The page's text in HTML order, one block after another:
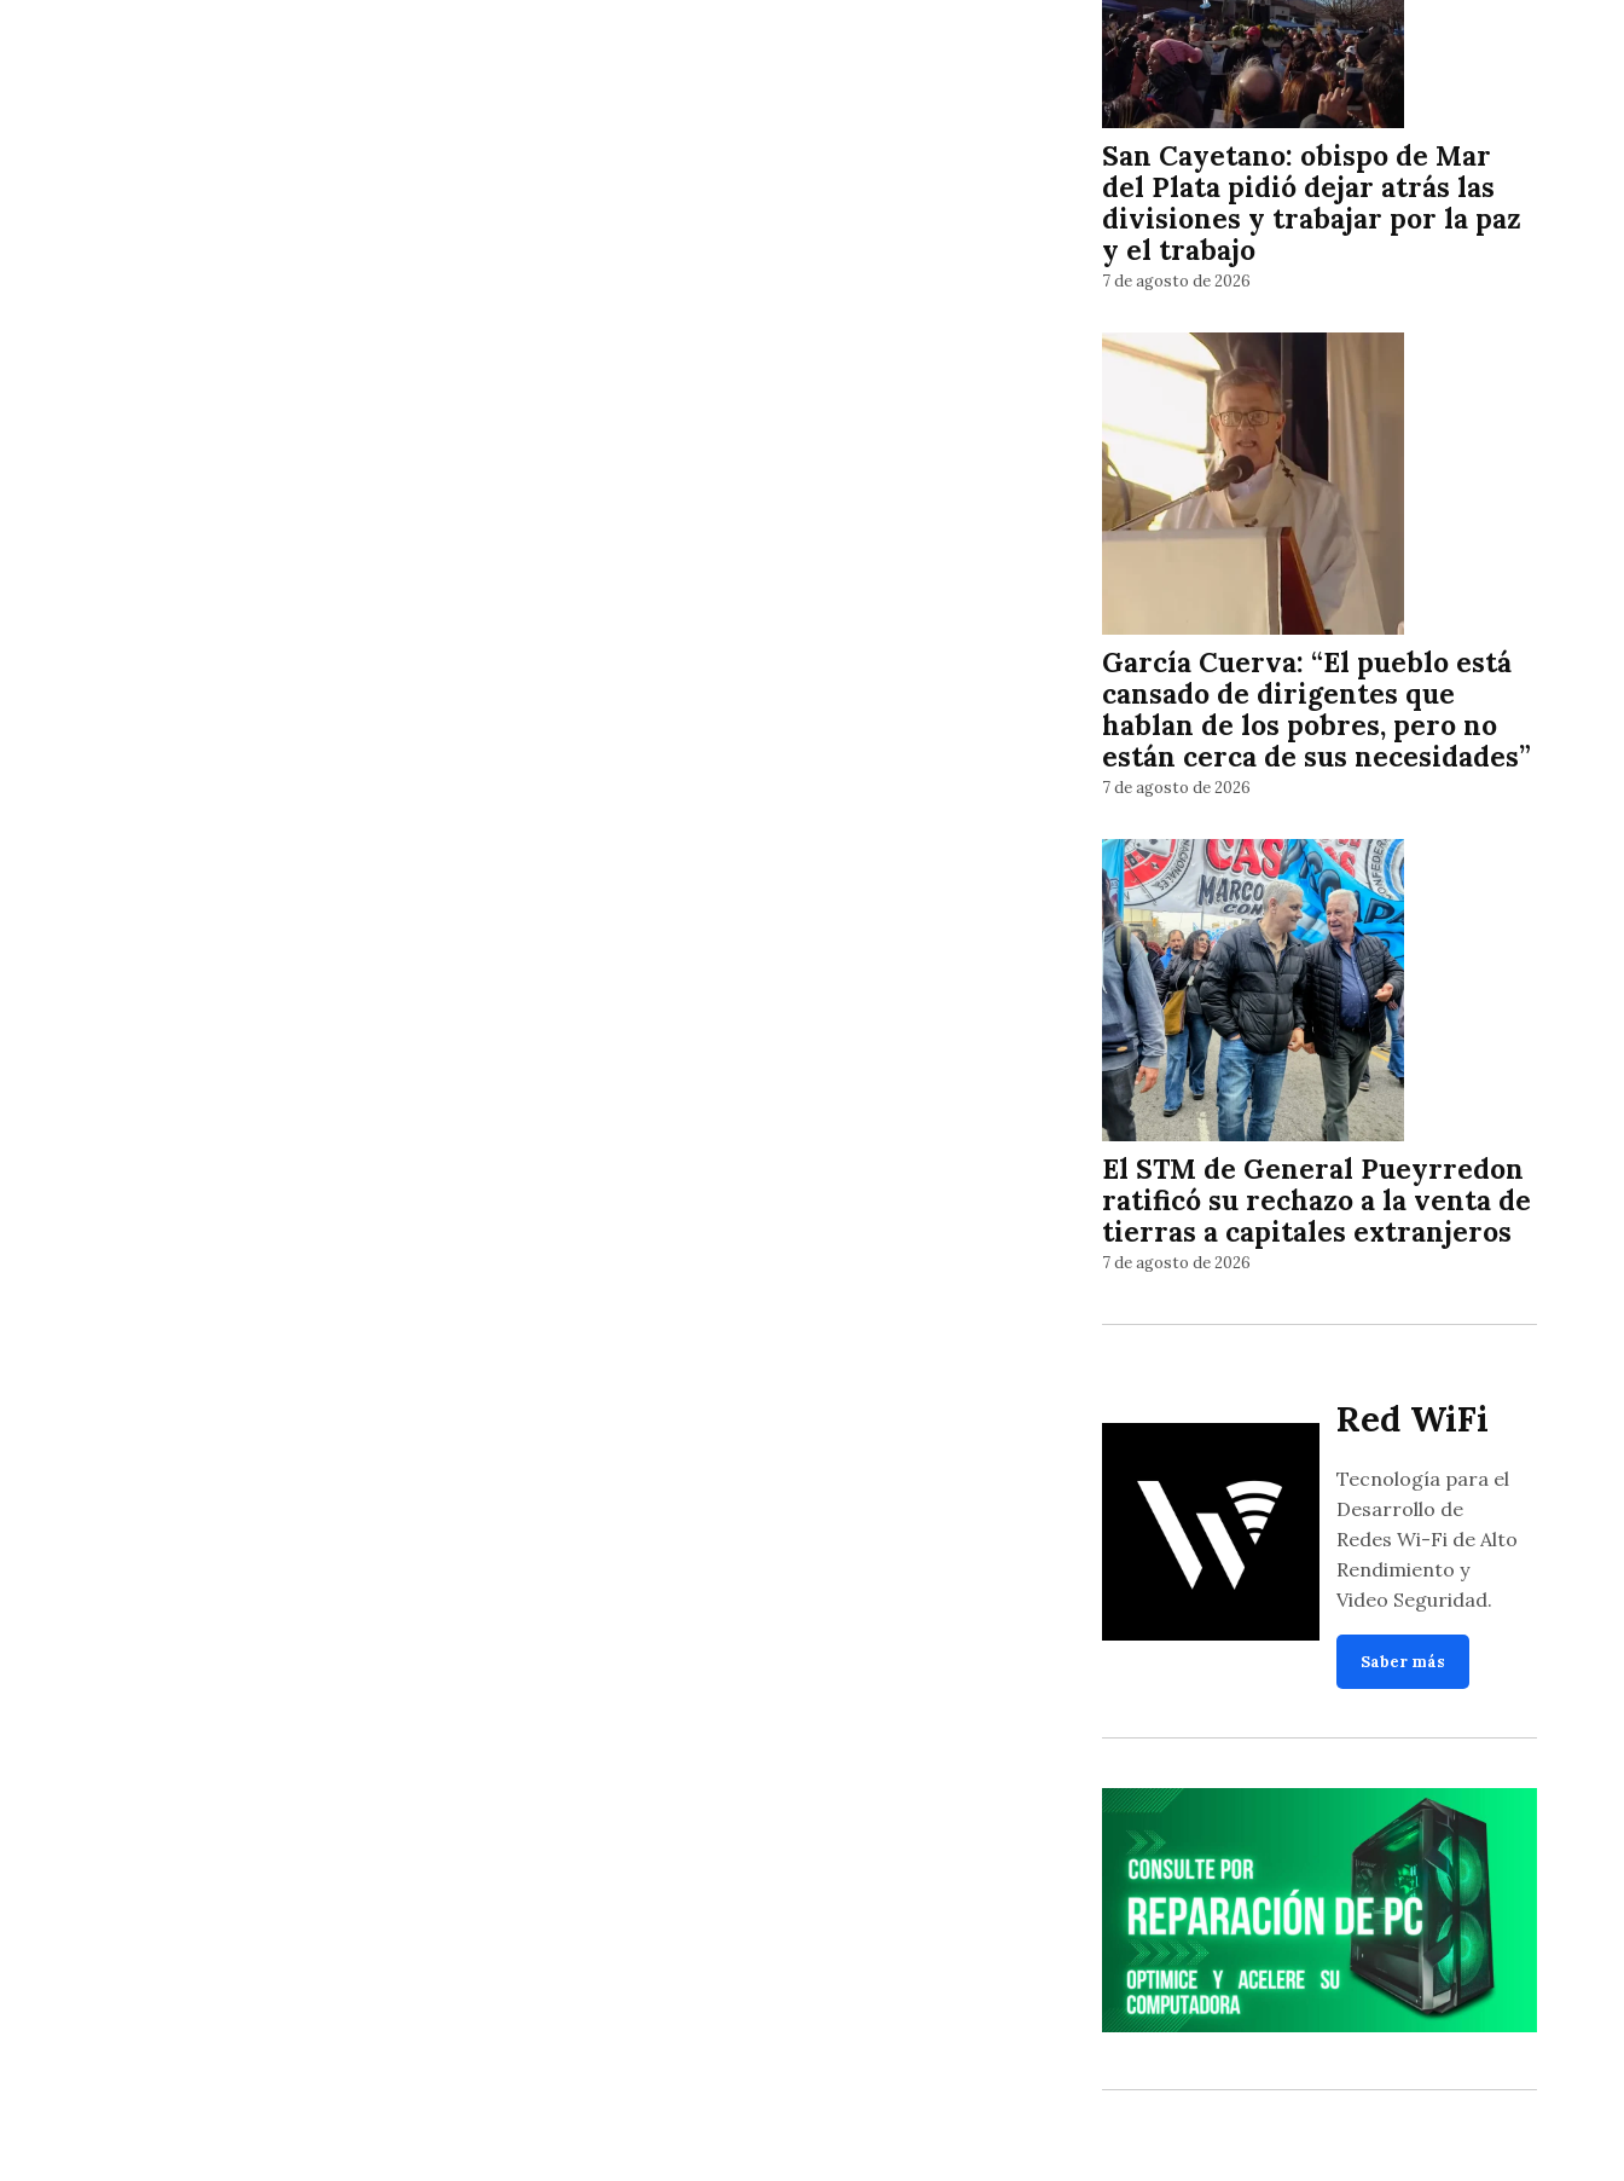
San Cayetano: obispo de Mar
del Plata pidió dejar atrás las
divisiones y trabajar por la paz
y el trabajo
7 de agosto de 2026
García Cuerva: “El pueblo está
cansado de dirigentes que
hablan de los pobres, pero no
están cerca de sus necesidades”
7 de agosto de 2026
El STM de General Pueyrredon
ratificó su rechazo a la venta de
tierras a capitales extranjeros
7 de agosto de 2026
Red WiFi
Tecnología para el
Desarrollo de
Redes Wi-Fi de Alto
Rendimiento y
Video Seguridad.
Saber más